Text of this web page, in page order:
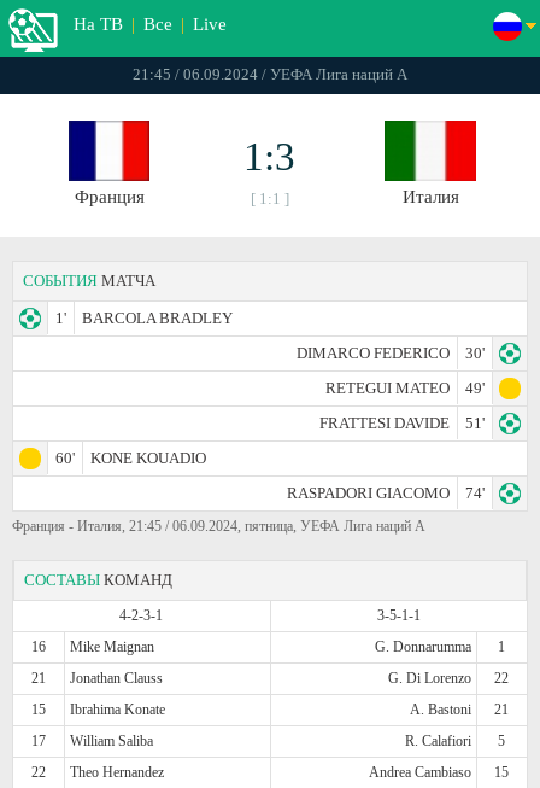
На ТВ | Все | Live
21:45 / 06.09.2024 / УЕФА Лига наций A
Франция
1:3
[ 1:1 ] Италия
СОБЫТИЯ МАТЧА
1'
BARCOLA BRADLEY
DIMARCO FEDERICO
30'
RETEGUI MATEO
49'
FRATTESI DAVIDE
51'
60'
KONE KOUADIO
RASPADORI GIACOMO
74'
Франция - Италия, 21:45 / 06.09.2024, пятница, УЕФА Лига наций A
СОСТАВЫ КОМАНД
4-2-3-1
3-5-1-1
16
Mike Maignan G. Donnarumma
1
21
Jonathan Clauss G. Di Lorenzo
22
15
Ibrahima Konate A. Bastoni
21
17
William Saliba R. Calafiori
5
22
Theo Hernandez Andrea Cambiaso
15